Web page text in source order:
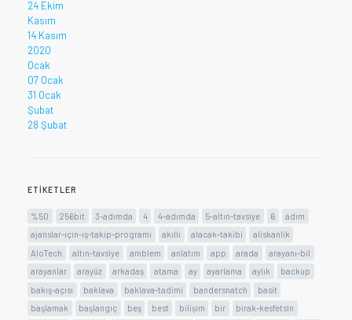
24 Ekim
Kasım
14 Kasım
2020
Ocak
07 Ocak
31 Ocak
Şubat
28 Şubat
ETIKETLER
%50 256bit 3-adımda 4 4-adımda 5-altın-tavsiye 6
adım
ajanslar-için-iş-takip-programı
akıllı alacak-takibi
aliskanlik
AloTech
altın-tavsiye amblem anlatım app arada
arayanı-bil
arayanlar
arayüz arkadaş atama ay ayarlama aylık
backup
bakış-açısı
baklava baklava-tadimi bandersnatch
basit
başlamak
başlangıç beş best bilişim bir
birak-kesfetsin